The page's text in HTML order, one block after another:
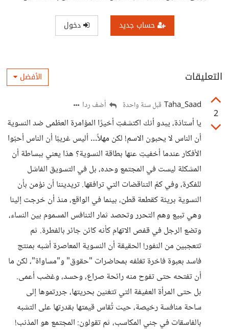
حساب جديد دخول
التعليقات الأفضل
2
Taha_Saad قبل سنة واحدة أضف ردا
يا أستاذة، يبدو أنك اكتشفتِ أخيرًا المؤامرة العظمى ضد النسوية
أن الناس لا يحبون الاسم! لكن مهلاً… أليس غريبًا أن الناس أحبّوا
الأفكار عندما أخفيتِ عنها بطاقة النسوية؟ هذا يعني ببساطة أن
المشكلة ليست في المجتمع وحده، بل في التسويق الفاشل
للفكرة، وفي كمّ التناقضات التي ترافقها. تريديننا أن نؤمن بأن
النسوية بريئة كقطعة قطن، بينما في الواقع، منذ أن خرجت إلينا
وهي تبيع وهم التحرر وتحصد ثمار التنافس المسموم بين النساء،
وتضع الرجل في قفص الاتهام كأنه كائن جائر بالفطرة. ثم
تتعجبين من النفور! الحقيقة أن النسوية المعاصرة أشبه بمنتج
فاسد بعبوة فاخرة تغلفه بمحاضرات "حقوق" و"مساواة"، لكن ما
أن تفتحه حتى تفوح منه رائحة صراع، وحسد، وغضب أعمى.
بل حتى المرأة العفيفة التي تتغنين بحريتها، جررتموها إلى
ساحة منافسة رخيصة، حيث تُقاس قيمتها بقدرتها على التشبه
بالفاسقات في جني المكاسب، ثم تقولون: المجتمع هو المذنب!